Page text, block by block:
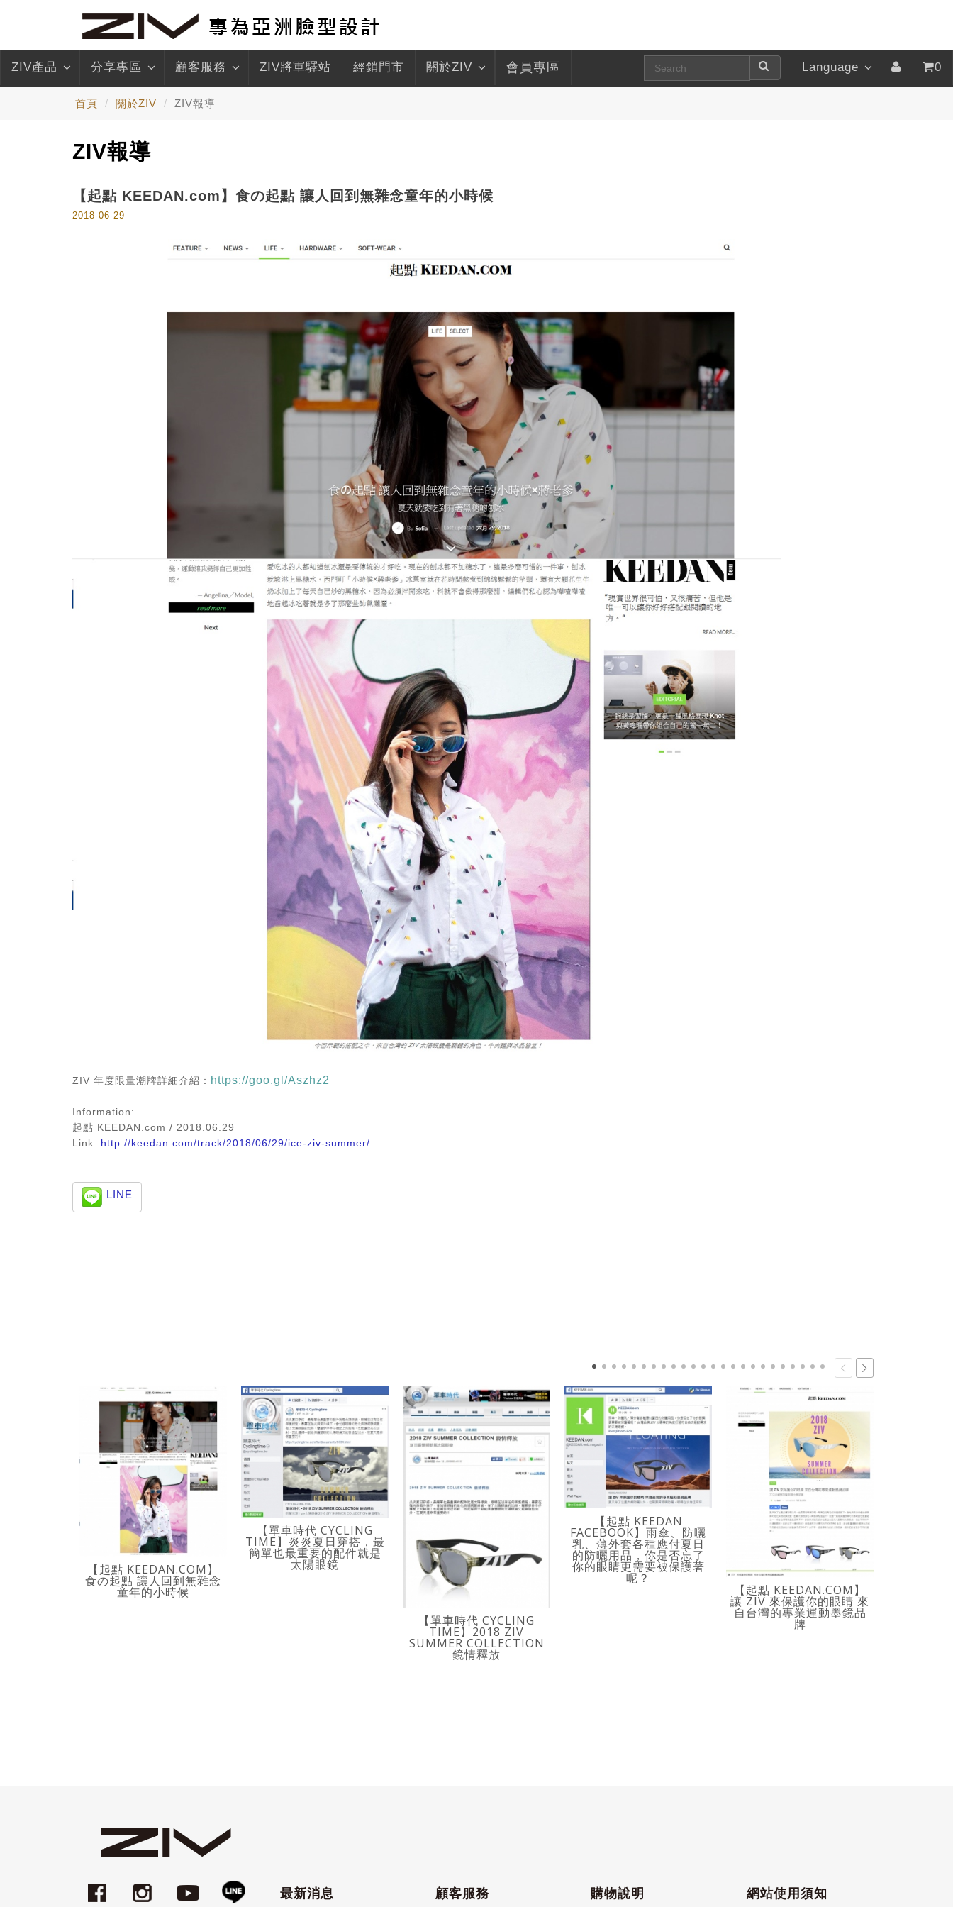
ZIV產品 分享專區 顧客服務 ZIV將軍驛站 經銷門市 關於ZIV 會員專區 Language 0
首頁 關於ZIV ZIV報導
ZIV報導
【起點 KEEDAN.com】食の起點 讓人回到無雜念童年的小時候
2018-06-29
ZIV 年度限量潮牌詳細介紹： https://goo.gl/Aszhz2
Information:
起點 KEEDAN.com / 2018.06.29
Link: http://keedan.com/track/2018/06/29/ice-ziv-summer/​
LINE
【起點 KEEDAN.COM】
食の起點 讓人回到無雜念
童年的小時候
【單車時代 CYCLING
TIME】炎炎夏日穿搭，最
簡單也最重要的配件就是
太陽眼鏡
【單車時代 CYCLING
TIME】2018 ZIV
SUMMER COLLECTION
鏡情釋放
【起點 KEEDAN
FACEBOOK】雨傘、防曬
乳、薄外套各種應付夏日
的防曬用品，你是否忘了
你的眼睛更需要被保護著
呢？
【起點 KEEDAN.COM】
讓 ZIV 來保護你的眼睛 來
自台灣的專業運動墨鏡品
牌
最新消息 顧客服務 購物說明 網站使用須知